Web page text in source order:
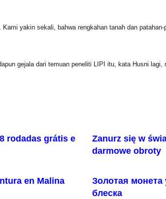
yakin sekali, bahwa rengkahan tanah dan
gejala dari temuan peneliti LIPI itu, kata Husni
rodadas grátis e
Zanurz się w
darmowe obroty
en Malina
Золотая монета
блеска